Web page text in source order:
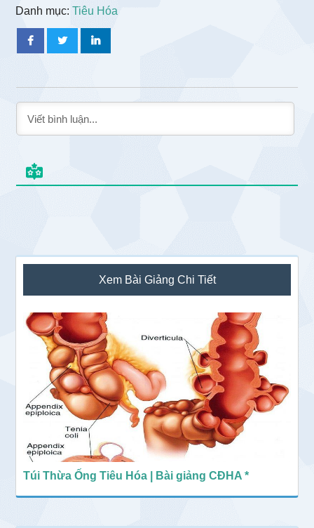
Danh mục:Tiêu Hóa
Sidebar
chính
Xem Bài Giảng Chi Tiết
Túi Thừa Ống Tiêu Hóa | Bài giảng CĐHA *